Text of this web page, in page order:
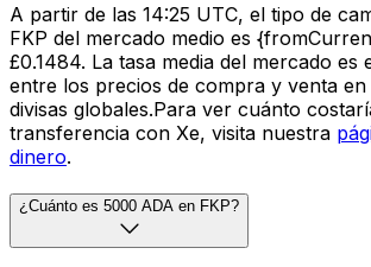
A partir de las 14:25 UTC, el tipo de
FKP del mercado medio es
£0.1484. La tasa media del mercado es
entre los precios de compra y venta
divisas globales.Para ver cuánto
transferencia con Xe, visita nuestra
dinero.
¿Cuánto es 5000 ADA en FKP?